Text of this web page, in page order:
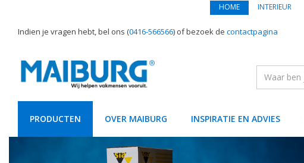
HOME INTERIEUR
Indien je vragen hebt, bel ons (0416-566566) of bezoek de contactpagina
PRODUCTEN OVER MAIBURG INSPIRATIE EN ADVIES